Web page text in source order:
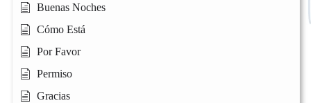
Buenas Noches
Cómo Está
Por Favor
Permiso
Gracias